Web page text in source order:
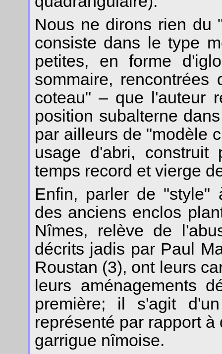
Nous ne dirons rien du
consiste dans le type
petites, en forme
sommaire,
coteau" – que l'auteur
position subalterne
par ailleurs de "modèle
usage d'abri,
temps record et vierge
Enfin, parler de "style"
des anciens enclos
Nîmes, relève de
décrits jadis par Paul
Roustan (3), ont leurs
leurs aménagements
première; il s'agit
représenté par rapport
garrigue nîmoise.